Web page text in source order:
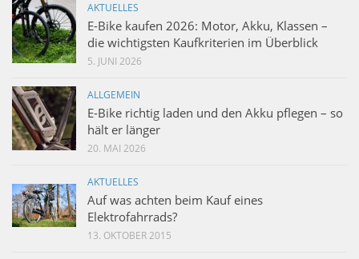
AKTUELLES
E-Bike kaufen 2026: Motor, Akku, Klassen –
die wichtigsten Kaufkriterien im Überblick
5. JUNI 2026
ALLGEMEIN
E-Bike richtig laden und den Akku pflegen – so
hält er länger
20. MAI 2026
AKTUELLES
Auf was achten beim Kauf eines
Elektrofahrrads?
13. OKTOBER 2015